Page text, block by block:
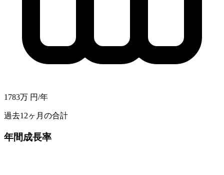
1783万 円/年
過去12ヶ月の合計
年間成長率